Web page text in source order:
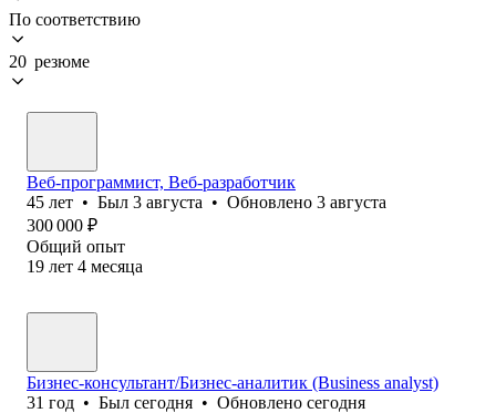
По соответствию
20 резюме
Веб-программист, Веб-разработчик
45 лет • Был 3 августа • Обновлено 3 августа
300 000 ₽
Общий опыт
19 лет 4 месяца
Бизнес-консультант/Бизнес-аналитик (Business analyst)
31 год • Был сегодня • Обновлено сегодня